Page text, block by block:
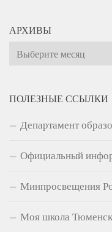
АРХИВЫ
Архивы
ПОЛЕЗНЫЕ ССЫЛКИ
Департамент
Официальный
Минпросвещения
Моя школа